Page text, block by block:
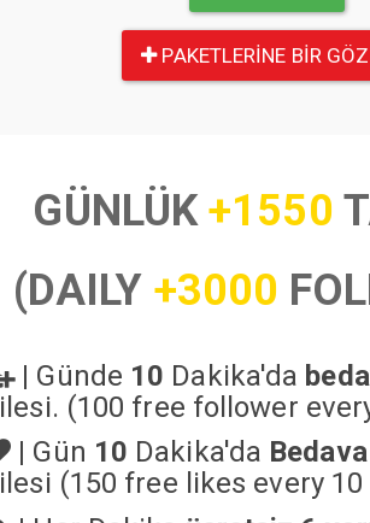
PAKETLERINE BIR
GÜNLÜK+1550
(DAILY +3000
| Günde 10 Dakika'da
(100 free follower
| Gün 10 Dakika'da
(150 free likes every